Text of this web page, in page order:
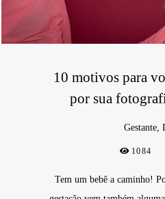
10 motivos para
por sua
Gestante,
1084
Tem um bebê a caminho!